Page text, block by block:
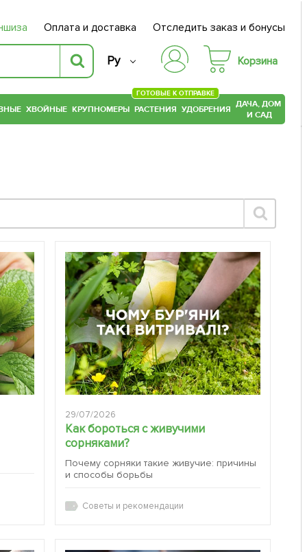
Оплата и доставка Отследить заказ и бонусы
Ру Корзина
ХВОЙНЫЕ КРУПНОМЕРЫ РАСТЕНИЯ
ГОТОВЫЕ К ОТПРАВКЕ
УДОБРЕНИЯ ДАЧА, ДОМ
И САД
29/07/2026
Как бороться с живучими
сорняками?
Почему сорняки такие живучие: причины
и способы борьбы
Советы и рекомендации